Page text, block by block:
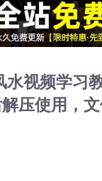
视频学习
压使用，